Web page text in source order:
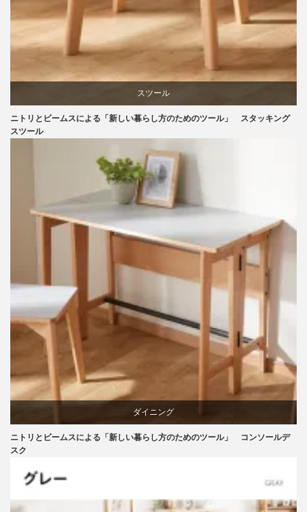
スツール
ビーチ
ブランディング
マーケティング
ライフスタイル
ニトリとビームスによる「新しい暮らし方のためのツール」 スタッキング
スツール
ダイニング
ニトリとビームスによる「新しい暮らし方のためのツール」 コンソールデ
スク